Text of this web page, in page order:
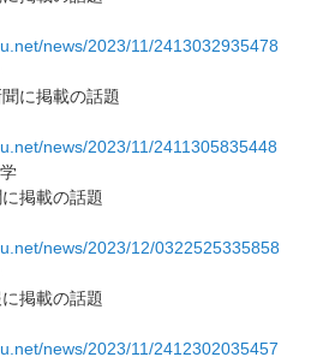
news/2023/11/2413032935478
本新聞に掲載の話題
news/2023/11/2411305835448
国新聞に掲載の話題
news/2023/12/0322525335858
奥日報に掲載の話題
news/2023/11/2412302035457